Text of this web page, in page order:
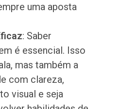
uma aposta
: Saber
é essencial. Isso
mas também a
com clareza,
visual e seja